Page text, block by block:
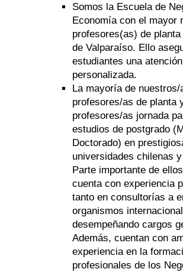
Somos la Escuela de
Economía con el mayor
profesores(as) de
de Valparaíso. Ello
estudiantes una
personalizada.
La mayoría de nuestros/
profesores/as de planta
profesores/as jornada
estudios de postgrado
Doctorado) en
universidades chilenas
Parte importante de
cuenta con experiencia
tanto en consultorías a
organismos
desempeñando cargos
Además, cuentan con
experiencia en la
profesionales de los